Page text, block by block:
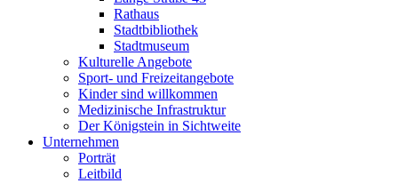
Rathaus
Stadtbibliothek
Stadtmuseum
Kulturelle Angebote
Sport- und Freizeitangebote
Kinder sind willkommen
Medizinische Infrastruktur
Der Königstein in Sichtweite
Unternehmen
Porträt
Leitbild